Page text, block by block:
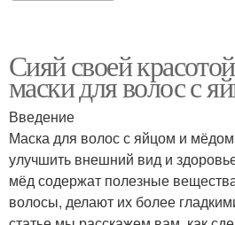
Сияй своей
маски для волос с
Введение
Маска для волос с яйцом и
улучшить внешний вид и
мёд содержат полезные
волосы, делают их более